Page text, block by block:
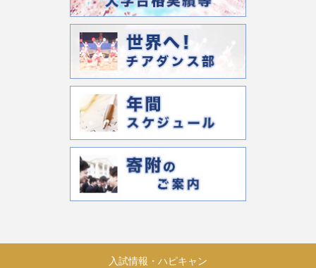
入試情報・ハピキャン